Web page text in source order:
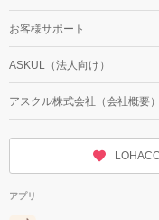
お客様サポート
ASKUL（法人向け）
アスクル株式会社（会社概要）
アプリ